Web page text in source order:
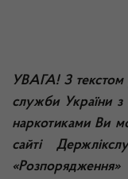
УВАГА! З текстом
служби України з
наркотиками Ви
сайті
«Розпорядження»